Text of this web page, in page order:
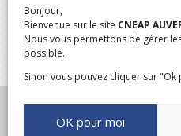
Bonjour,
Bienvenue sur le site CNEAP
Nous vous permettons de gérer
possible.
Sinon vous pouvez cliquer sur
OK pour moi
04 rue